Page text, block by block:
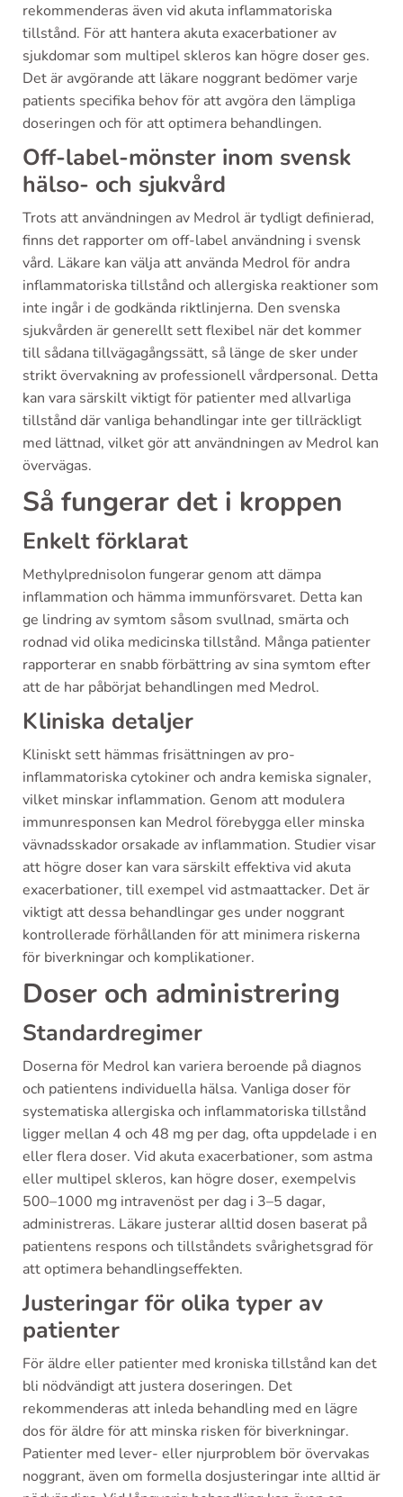
rekommenderas även vid akuta inflammatoriska
tillstånd. För att hantera akuta exacerbationer av
sjukdomar som multipel skleros kan högre doser ges.
Det är avgörande att läkare noggrant bedömer varje
patients specifika behov för att avgöra den lämpliga
doseringen och för att optimera behandlingen.
Off-label-mönster inom svensk
hälso- och sjukvård
Trots att användningen av Medrol är tydligt definierad,
finns det rapporter om off-label användning i svensk
vård. Läkare kan välja att använda Medrol för andra
inflammatoriska tillstånd och allergiska reaktioner som
inte ingår i de godkända riktlinjerna. Den svenska
sjukvården är generellt sett flexibel när det kommer
till sådana tillvägagångssätt, så länge de sker under
strikt övervakning av professionell vårdpersonal. Detta
kan vara särskilt viktigt för patienter med allvarliga
tillstånd där vanliga behandlingar inte ger tillräckligt
med lättnad, vilket gör att användningen av Medrol kan
övervägas.
Så fungerar det i kroppen
Enkelt förklarat
Methylprednisolon fungerar genom att dämpa
inflammation och hämma immunförsvaret. Detta kan
ge lindring av symtom såsom svullnad, smärta och
rodnad vid olika medicinska tillstånd. Många patienter
rapporterar en snabb förbättring av sina symtom efter
att de har påbörjat behandlingen med Medrol.
Kliniska detaljer
Kliniskt sett hämmas frisättningen av pro-
inflammatoriska cytokiner och andra kemiska signaler,
vilket minskar inflammation. Genom att modulera
immunresponsen kan Medrol förebygga eller minska
vävnadsskador orsakade av inflammation. Studier visar
att högre doser kan vara särskilt effektiva vid akuta
exacerbationer, till exempel vid astmaattacker. Det är
viktigt att dessa behandlingar ges under noggrant
kontrollerade förhållanden för att minimera riskerna
för biverkningar och komplikationer.
Doser och administrering
Standardregimer
Doserna för Medrol kan variera beroende på diagnos
och patientens individuella hälsa. Vanliga doser för
systematiska allergiska och inflammatoriska tillstånd
ligger mellan 4 och 48 mg per dag, ofta uppdelade i en
eller flera doser. Vid akuta exacerbationer, som astma
eller multipel skleros, kan högre doser, exempelvis
500–1000 mg intravenöst per dag i 3–5 dagar,
administreras. Läkare justerar alltid dosen baserat på
patientens respons och tillståndets svårighetsgrad för
att optimera behandlingseffekten.
Justeringar för olika typer av
patienter
För äldre eller patienter med kroniska tillstånd kan det
bli nödvändigt att justera doseringen. Det
rekommenderas att inleda behandling med en lägre
dos för äldre för att minska risken för biverkningar.
Patienter med lever- eller njurproblem bör övervakas
noggrant, även om formella dosjusteringar inte alltid är